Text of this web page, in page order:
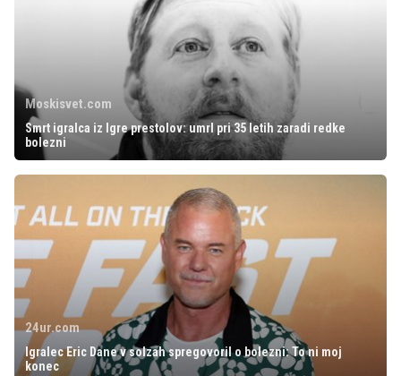
Moskisvet.com
Smrt igralca iz Igre prestolov: umrl pri 35 letih zaradi redke
bolezni
24ur.com
Igralec Eric Dane v solzah spregovoril o bolezni: To ni moj
konec